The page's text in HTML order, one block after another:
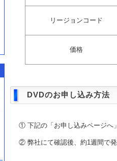
リージョンコード
価格
DVDのお申し込み方法
① 下記の「お申し込みページへ
② 弊社にて確認後、約1週間で